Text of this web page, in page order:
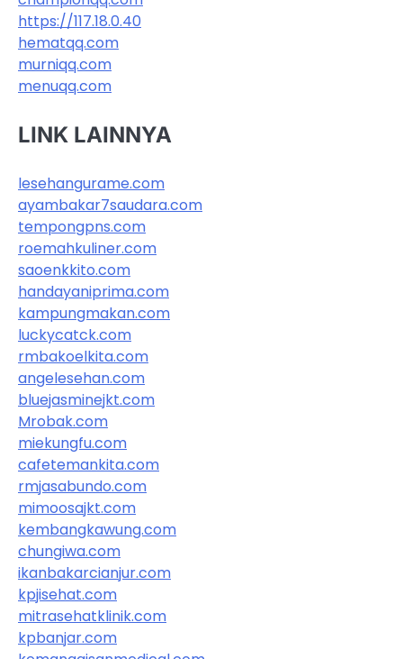
https://117.18.0.40
hematqq.com
murniqq.com
menuqq.com
LINK LAINNYA
lesehangurame.com
ayambakar7saudara.com
tempongpns.com
roemahkuliner.com
saoenkkito.com
handayaniprima.com
kampungmakan.com
luckycatck.com
rmbakoelkita.com
angelesehan.com
bluejasminejkt.com
Mrobak.com
miekungfu.com
cafetemankita.com
rmjasabundo.com
mimoosajkt.com
kembangkawung.com
chungiwa.com
ikanbakarcianjur.com
kpjisehat.com
mitrasehatklinik.com
kpbanjar.com